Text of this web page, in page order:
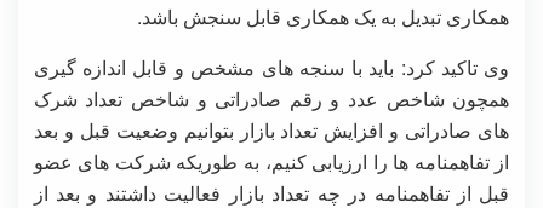
همکاری تبدیل به یک همکاری قابل سنجش باشد.
وی تاکید کرد: باید با سنجه های مشخص و قابل اندازه گیری
همچون شاخص عدد و رقم صادراتی و شاخص تعداد شرک
های صادراتی و افزایش تعداد بازار بتوانیم وضعیت قبل و بعد
از تفاهمنامه ها را ارزیابی کنیم، به طوریکه شرکت های عضو
قبل از تفاهمنامه در چه تعداد بازار فعالیت داشتند و بعد از